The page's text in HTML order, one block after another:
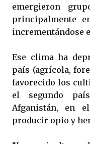
emergieron
principalmente
incrementándose
Ese clima ha
país (agrícola,
favorecido los
el segundo
Afganistán, en
producir opio y